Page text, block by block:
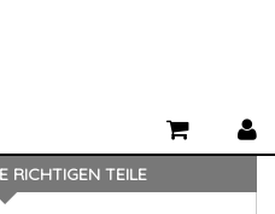
RICHTIGEN TEILE